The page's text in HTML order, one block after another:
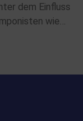
dem Einfluss
wie…